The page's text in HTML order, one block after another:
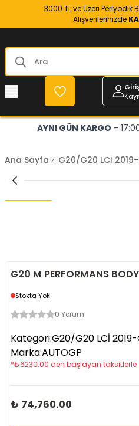
3000 TL ve Üzeri Periyodik
Alışverilerinizde
AYNI GÜN KARGO -
Ana Sayfa G20/G20 LCİ
G20 M PERFORMANS
Stokta Yok
0 Yorum
Kategori:G20/G20 LCİ
Marka:AUTOGP
*₺6230.00 den başlayan taksitlerle
₺ 74,760.00